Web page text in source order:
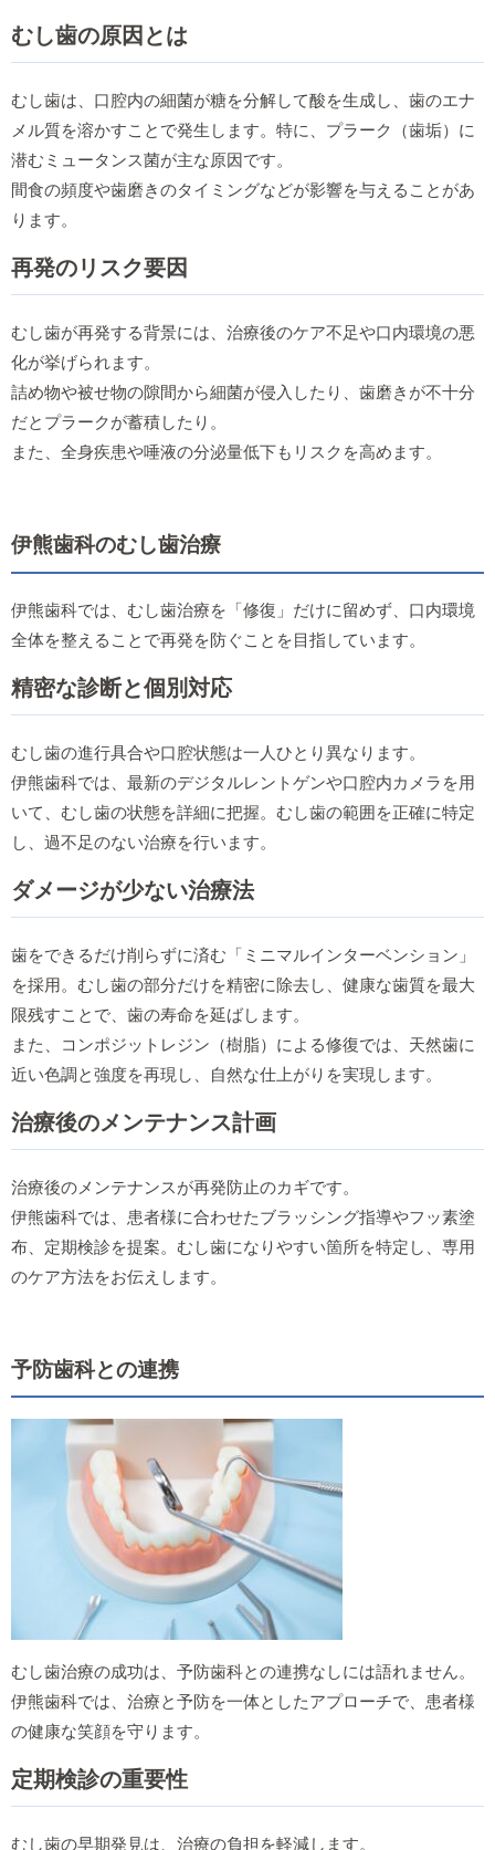
むし歯の原因とは
むし歯は、口腔内の細菌が糖を分解して酸を生成し、歯のエナ
メル質を溶かすことで発生します。特に、プラーク（歯垢）に
潜むミュータンス菌が主な原因です。
間食の頻度や歯磨きのタイミングなどが影響を与えることがあ
ります。
再発のリスク要因
むし歯が再発する背景には、治療後のケア不足や口内環境の悪
化が挙げられます。
詰め物や被せ物の隙間から細菌が侵入したり、歯磨きが不十分
だとプラークが蓄積したり。
また、全身疾患や唾液の分泌量低下もリスクを高めます。
伊熊歯科のむし歯治療
伊熊歯科では、むし歯治療を「修復」だけに留めず、口内環境
全体を整えることで再発を防ぐことを目指しています。
精密な診断と個別対応
むし歯の進行具合や口腔状態は一人ひとり異なります。
伊熊歯科では、最新のデジタルレントゲンや口腔内カメラを用
いて、むし歯の状態を詳細に把握。むし歯の範囲を正確に特定
し、過不足のない治療を行います。
ダメージが少ない治療法
歯をできるだけ削らずに済む「ミニマルインターベンション」
を採用。むし歯の部分だけを精密に除去し、健康な歯質を最大
限残すことで、歯の寿命を延ばします。
また、コンポジットレジン（樹脂）による修復では、天然歯に
近い色調と強度を再現し、自然な仕上がりを実現します。
治療後のメンテナンス計画
治療後のメンテナンスが再発防止のカギです。
伊熊歯科では、患者様に合わせたブラッシング指導やフッ素塗
布、定期検診を提案。むし歯になりやすい箇所を特定し、専用
のケア方法をお伝えします。
予防歯科との連携
むし歯治療の成功は、予防歯科との連携なしには語れません。
伊熊歯科では、治療と予防を一体としたアプローチで、患者様
の健康な笑顔を守ります。
定期検診の重要性
むし歯の早期発見は、治療の負担を軽減します。